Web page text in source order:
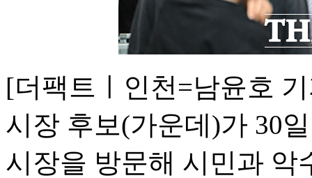
[더팩트ㅣ인천=남윤호
시장 후보(가운데)가 30
시장을 방문해 시민과 악